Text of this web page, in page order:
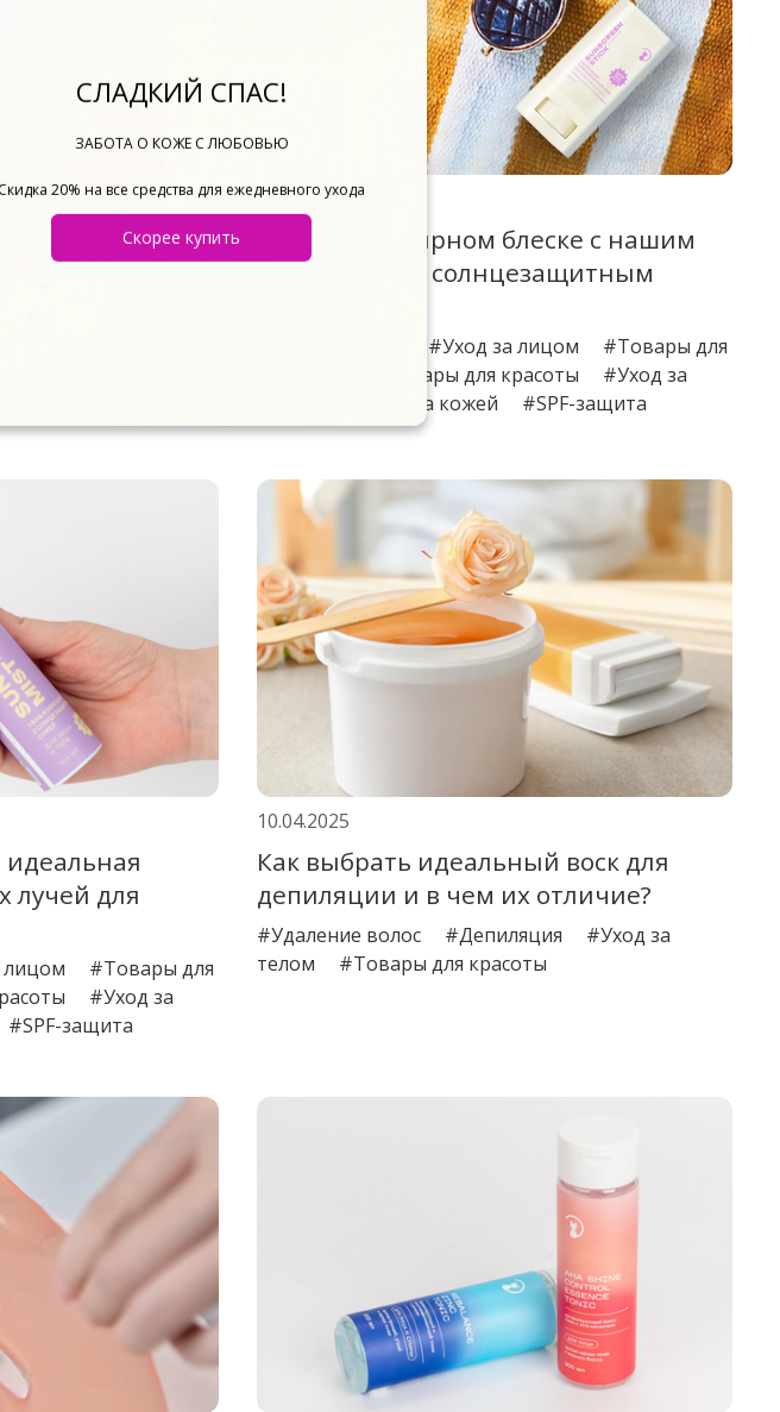
за
и
21.04.2025
Забудьте о жирном блеске с нашим
матирующим солнцезащитным
#Уход за лицом
#Товары для
#Товары для красоты
#Уход за
#Уход за кожей #SPF-защита
идеальная
лучей для
лицом
#Товары для
#Уход за
#SPF-защита
10.04.2025
Как выбрать идеальный воск для
депиляции и в чем их отличие?
#Удаление волос #Депиляция
#Уход за
телом
#Товары для красоты
СЛАДКИЙ СПАС!
ЗАБОТА О КОЖЕ С ЛЮБОВЬЮ
Скидка 20% на все средства для ежедневного ухода
Скорее купить